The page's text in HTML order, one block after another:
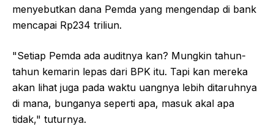
menyebutkan dana Pemda yang mengendap di bank
mencapai Rp234 triliun.
"Setiap Pemda ada auditnya kan? Mungkin tahun-
tahun kemarin lepas dari BPK itu. Tapi kan mereka
akan lihat juga pada waktu uangnya lebih ditaruhnya
di mana, bunganya seperti apa, masuk akal apa
tidak," tuturnya.